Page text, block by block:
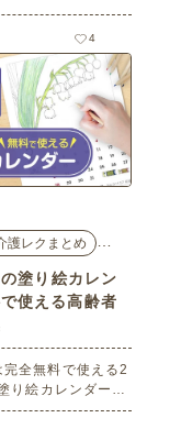
。人気で定番のお
イラストや夏の思
トなど、使いやす
す！商用フリーで
気軽にさまざまな
いいただけます。
4
護レクまとめ
塗り絵カレン
使える高齢者
完全無料で使える2
り絵カレンダーを
。こどもの日や母